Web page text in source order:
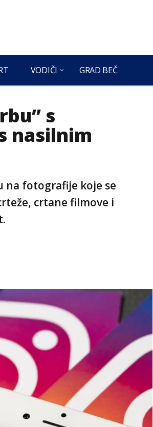
VODIČI GRAD BEČ
s
nasilnim
na fotografije koje se
crtane filmove i